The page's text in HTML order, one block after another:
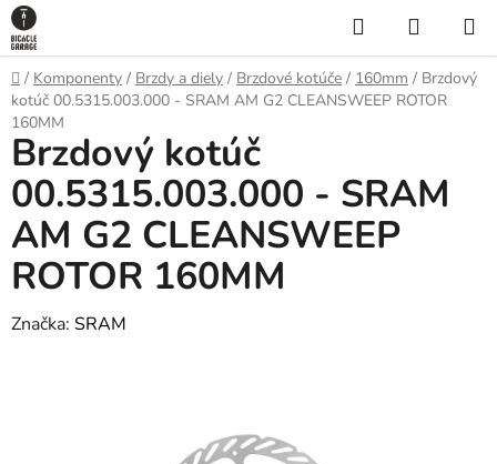
Prejsť
na
obsah
Hľadať
KOŠÍK
Domov
/ Komponenty / Brzdy a diely / Brzdové kotúče / 160mm / Brzdový
kotúč 00.5315.003.000 - SRAM AM G2 CLEANSWEEP ROTOR
160MM
Brzdový kotúč
00.5315.003.000 - SRAM
AM G2 CLEANSWEEP
ROTOR 160MM
Značka: SRAM